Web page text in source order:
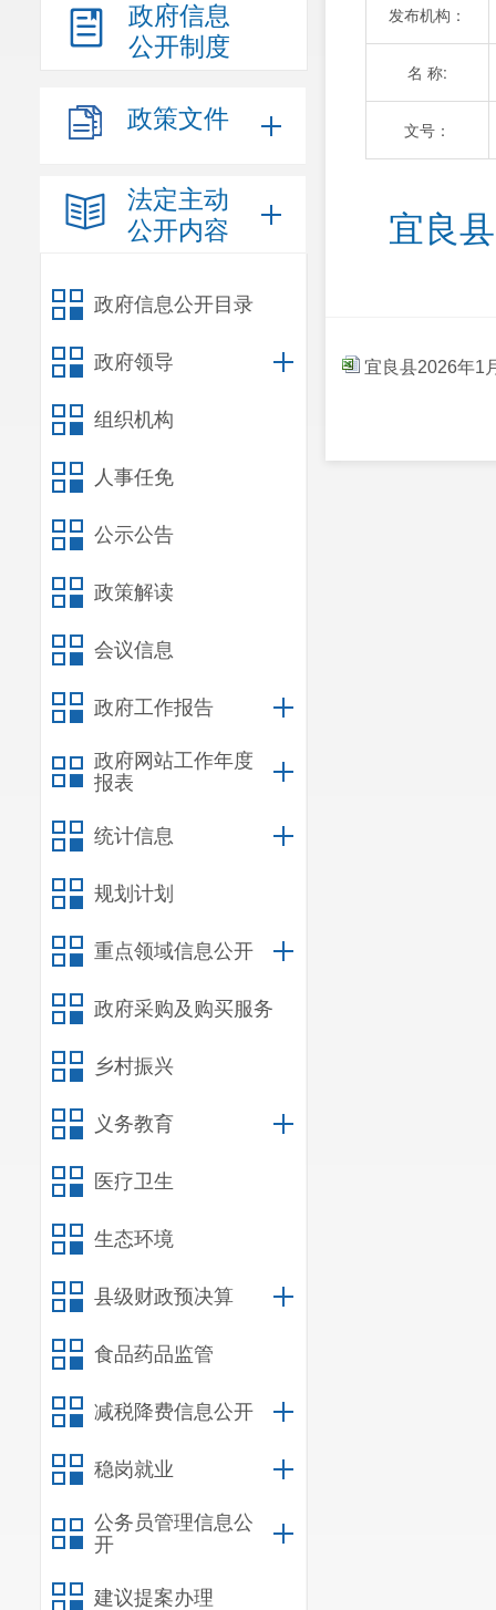
政府信息
公开制度
政策文件
法定主动
公开内容
政府信息公开目录
政府领导
组织机构
人事任免
公示公告
政策解读
会议信息
政府工作报告
政府网站工作年度
报表
统计信息
规划计划
重点领域信息公开
政府采购及购买服务
乡村振兴
义务教育
医疗卫生
生态环境
县级财政预决算
食品药品监管
减税降费信息公开
稳岗就业
公务员管理信息公
开
建议提案办理
发布机构：
名 称:
文号：
宜良
宜良县2026年1